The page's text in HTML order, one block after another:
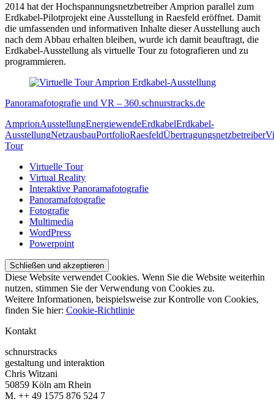
2014 hat der Hochspannungsnetzbetreiber Amprion parallel zum
Erdkabel-Pilotprojekt eine Ausstellung in Raesfeld eröffnet. Damit
die umfassenden und informativen Inhalte dieser Ausstellung auch
nach dem Abbau erhalten bleiben, wurde ich damit beauftragt, die
Erdkabel-Ausstellung als virtuelle Tour zu fotografieren und zu
programmieren.
Panoramafotografie und VR – 360.schnurstracks.de
AmprionAusstellungEnergiewendeErdkabelErdkabel-
AusstellungNetzausbauPortfolioRaesfeldÜbertragungsnetzbetreiber
Tour
Virtuelle Tour
Virtual Reality
Interaktive Panoramafotografie
Panoramafotografie
Fotografie
Multimedia
WordPress
Powerpoint
Diese Website verwendet Cookies. Wenn Sie die Website weiterhin
nutzen, stimmen Sie der Verwendung von Cookies zu.
Weitere Informationen, beispielsweise zur Kontrolle von Cookies,
finden Sie hier: Cookie-Richtlinie
Kontakt
schnurstracks
gestaltung und interaktion
Chris Witzani
50859 Köln am Rhein
M. ++ 49 1575 876 524 7